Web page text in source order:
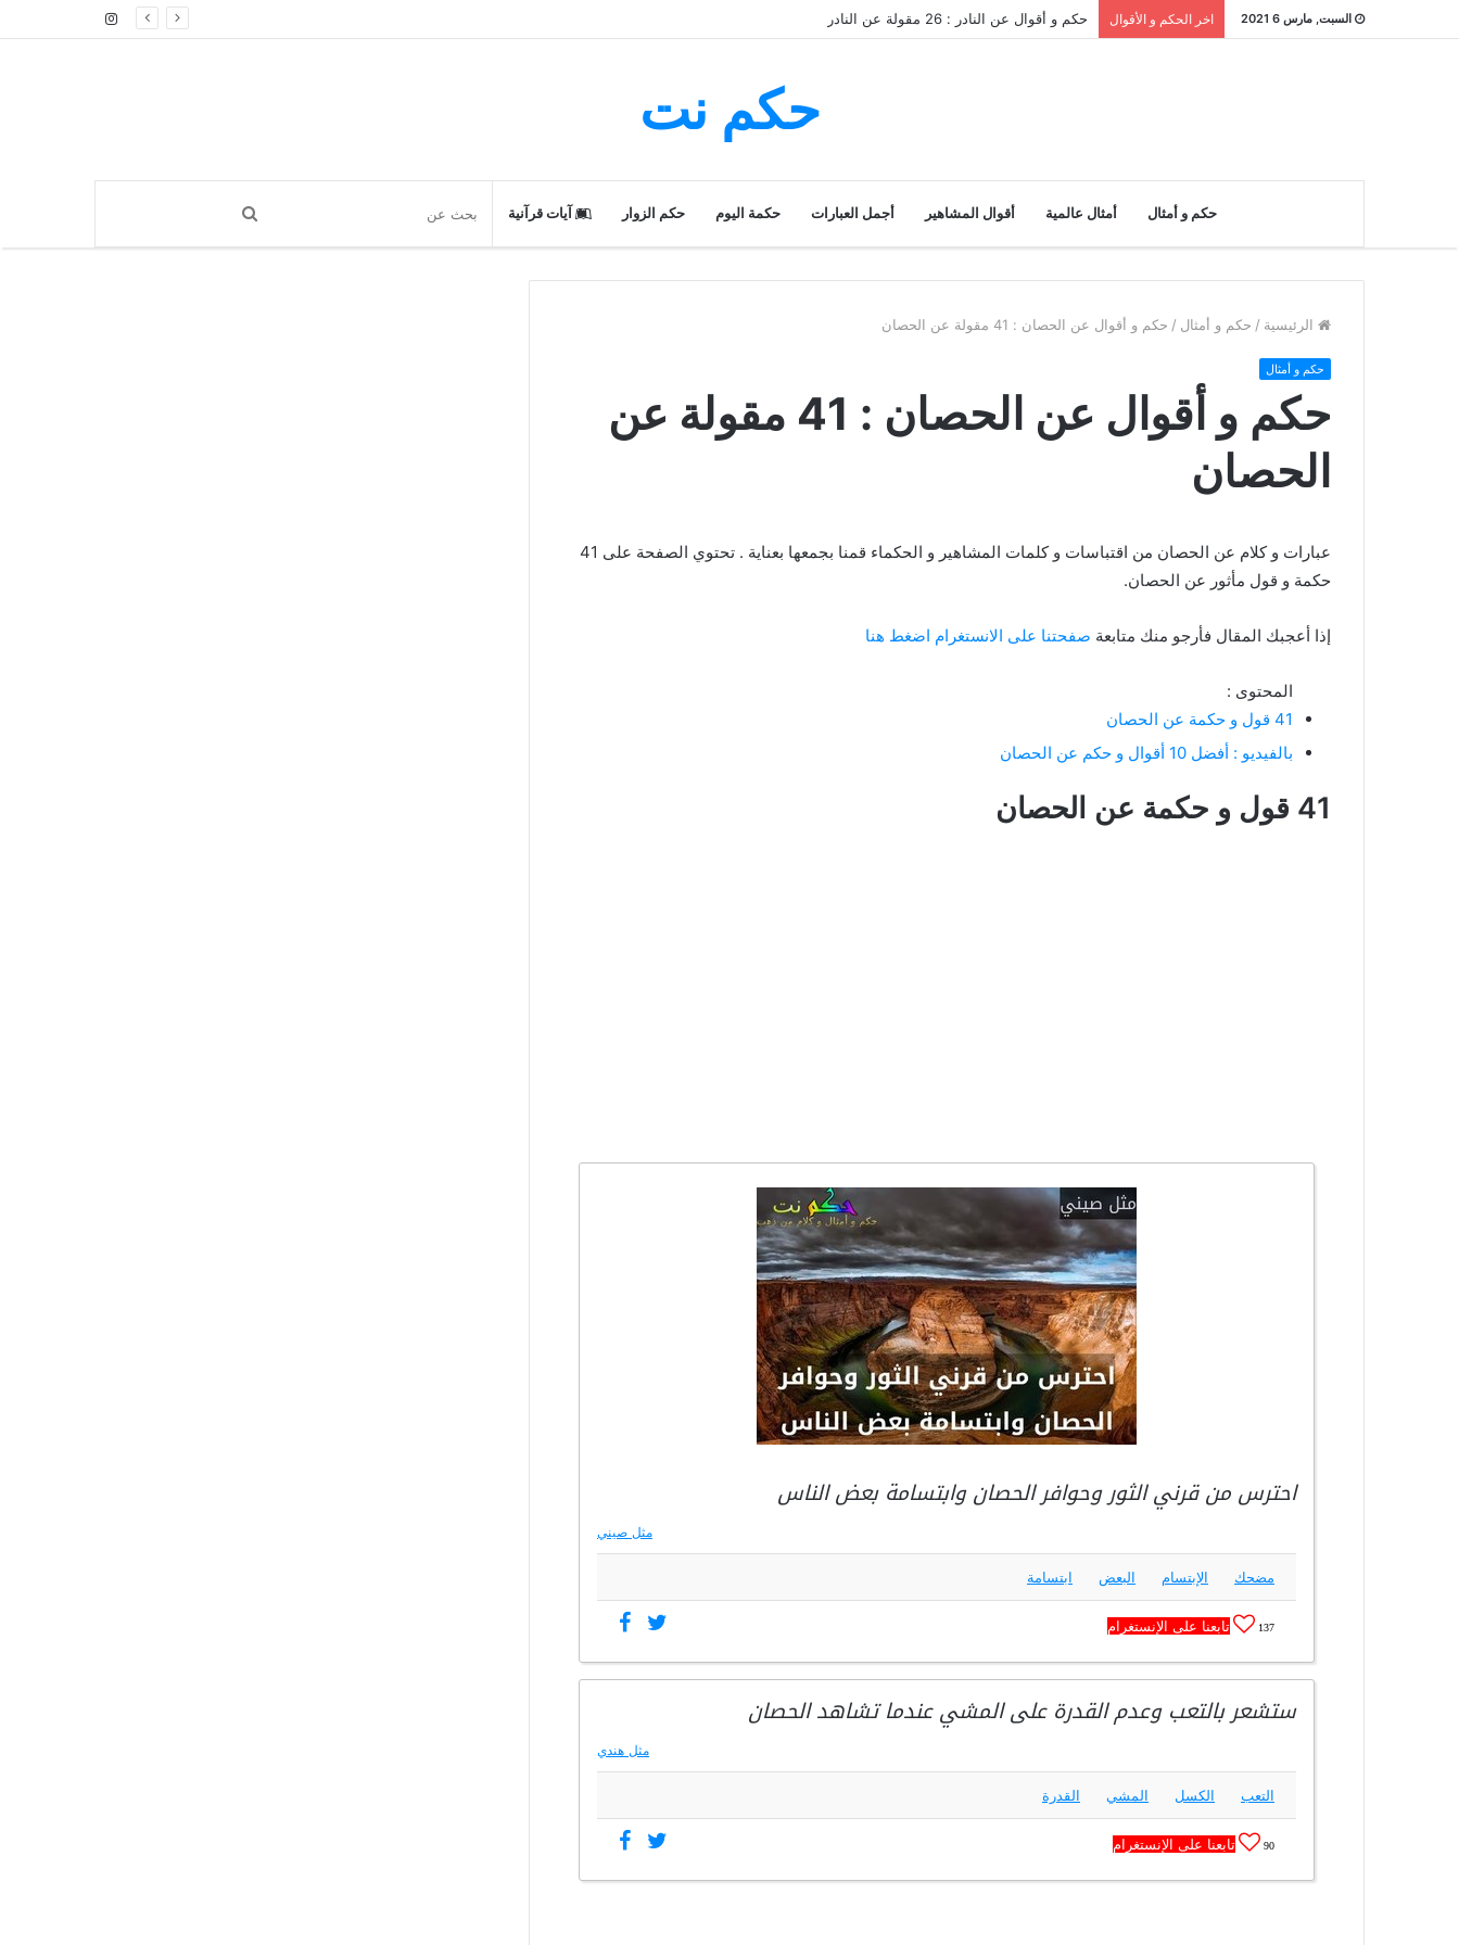
السبت, مارس 6 2021 اخر الحكم و الأقوال حكم و أقوال عن النادر : 26 مقولة عن النادر
حكم نت
حكم و أمثال أمثال عالمية أقوال المشاهير أجمل العبارات حكمة اليوم حكم الزوار آيات قرآنية
الرئيسية / حكم و أمثال / حكم و أقوال عن الحصان : 41 مقولة عن الحصان
حكم و أمثال
حكم و أقوال عن الحصان : 41 مقولة عن
الحصان
عبارات و كلام عن الحصان من اقتباسات و كلمات المشاهير و الحكماء قمنا بجمعها بعناية . تحتوي الصفحة على 41
حكمة و قول مأثور عن الحصان.
إذا أعجبك المقال فأرجو منك متابعة صفحتنا على الانستغرام اضغط هنا
المحتوى :
41 قول و حكمة عن الحصان
بالفيديو : أفضل 10 أقوال و حكم عن الحصان
41 قول و حكمة عن الحصان
احترس من قرني الثور وحوافر الحصان وابتسامة بعض الناس
مثل صيني
مضحك الإبتسام البعض ابتسامة
137 تابعنا على الإنستغرام
ستشعر بالتعب وعدم القدرة على المشي عندما تشاهد الحصان
مثل هندي
التعب الكسل المشي القدرة
90 تابعنا على الإنستغرام